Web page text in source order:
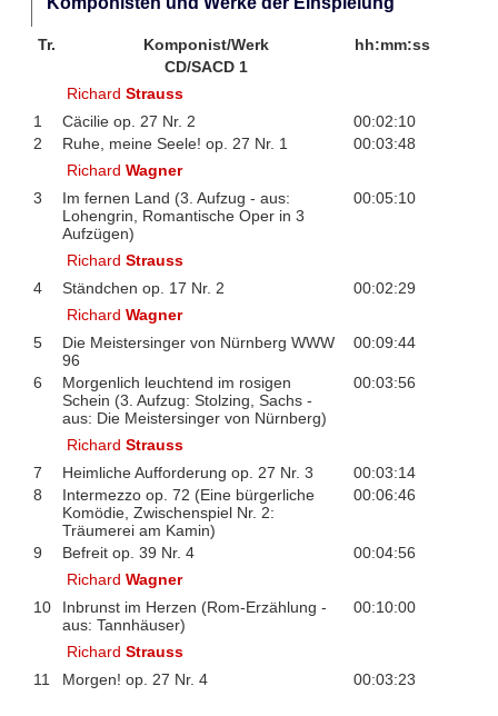
Tr. Komponist/Werk
hh:mm:ss
CD/SACD 1
RichardStrauss
1
Cäcilie op. 27 Nr. 2
00:02:10
2
Ruhe, meine Seele! op. 27 Nr. 1
00:03:48
RichardWagner
3
Im fernen Land (3. Aufzug - aus:
Lohengrin, Romantische Oper in 3
Aufzügen)
00:05:10
RichardStrauss
4
Ständchen op. 17 Nr. 2
00:02:29
RichardWagner
5
Die Meistersinger von Nürnberg WWW
96
00:09:44
6
Morgenlich leuchtend im rosigen
Schein (3. Aufzug: Stolzing, Sachs -
aus: Die Meistersinger von Nürnberg)
00:03:56
RichardStrauss
7
Heimliche Aufforderung op. 27 Nr. 3
00:03:14
8
Intermezzo op. 72 (Eine bürgerliche
Komödie, Zwischenspiel Nr. 2:
Träumerei am Kamin)
00:06:46
9 Befreit op. 39 Nr. 4
00:04:56
RichardWagner
10
Inbrunst im Herzen (Rom-Erzählung -
aus: Tannhäuser)
00:10:00
RichardStrauss
11
Morgen! op. 27 Nr. 4 00:03:23